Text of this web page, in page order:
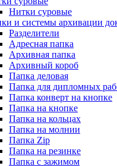
Нитки суровые
и системы архивации
Разделители
Адресная папка
Архивная папка
Архивный короб
Папка деловая
Папка для дипломных
Папка конверт на кнопке
Папка на кнопке
Папка на кольцах
Папка на молнии
Папка Zip
Папка на резинке
Папка с зажимом